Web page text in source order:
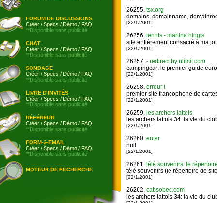
FORUM DE DISCUSSIONS
Créer / Specs / Démo / FAQ
**Disponible sans publicité
CHAT
Créer / Specs / Démo / FAQ
**Disponible sans publicité
SONDAGE
Créer / Specs / Démo / FAQ
**Disponible sans publicité
LIVRE D'INVITÉS
Créer / Specs / Démo / FAQ
**Disponible sans publicité
RÉFÉREUR
Créer / Specs / Démo / FAQ
**Disponible sans publicité
FORM-2-EMAIL
Créer / Specs / Démo / FAQ
**Disponible sans publicité
MOTEUR DE RECHERCHE
26255. tsx.org
domains, domainname,
[22/1/2001]
26256. tennis - martina hingis
site entièrement consacré à ma
[22/1/2001]
26257. - redirect by ulimit.com
campingcar: le premier guide
[22/1/2001]
26258. erreur !
premier site francophone de
[22/1/2001]
26259. les archers lattois
les archers lattois 34: la vie du
[22/1/2001]
26260. enter
null
[22/1/2001]
26261. télé souvenirs: le
télé souvenirs (le répertoire de
[22/1/2001]
26262. cabsobec.com
les archers lattois 34: la vie du